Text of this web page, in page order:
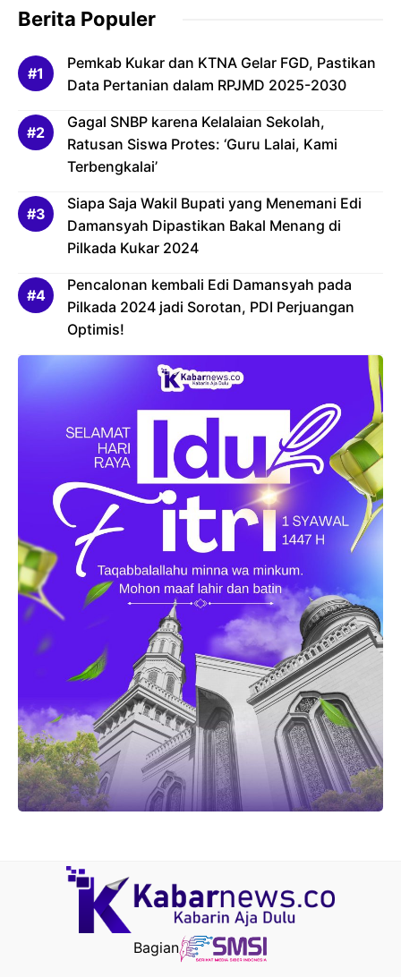
Berita Populer
Pemkab Kukar dan KTNA Gelar FGD, Pastikan
Data Pertanian dalam RPJMD 2025-2030
Gagal SNBP karena Kelalaian Sekolah,
Ratusan Siswa Protes: ‘Guru Lalai, Kami
Terbengkalai’
Siapa Saja Wakil Bupati yang Menemani Edi
Damansyah Dipastikan Bakal Menang di
Pilkada Kukar 2024
Pencalonan kembali Edi Damansyah pada
Pilkada 2024 jadi Sorotan, PDI Perjuangan
Optimis!
Bagian